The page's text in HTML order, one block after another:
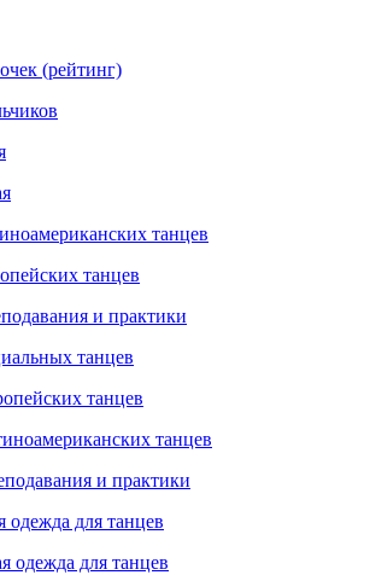
(рейтинг)
танцев
танцев
и практики
танцев
танцев
танцев
и практики
одежда для танцев
одежда для танцев